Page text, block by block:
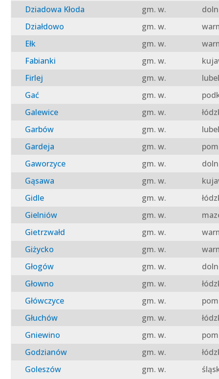
Dziadowa Kłoda
gm. w.
Działdowo
gm. w.
Ełk
gm. w.
Fabianki
gm. w.
Firlej
gm. w.
Gać
gm. w.
Galewice
gm. w.
Garbów
gm. w.
Gardeja
gm. w.
Gaworzyce
gm. w.
Gąsawa
gm. w.
Gidle
gm. w.
Gielniów
gm. w.
Gietrzwałd
gm. w.
Giżycko
gm. w.
Głogów
gm. w.
Głowno
gm. w.
Główczyce
gm. w.
Głuchów
gm. w.
Gniewino
gm. w.
Godzianów
gm. w.
Goleszów
gm. w.